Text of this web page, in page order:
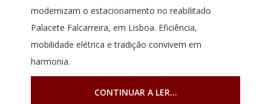
modernizam o estacionamento no reabilitado
Palacete Falcarreira, em Lisboa. Eficiência,
mobilidade elétrica e tradição convivem em
harmonia.
CONTINUAR A LER...